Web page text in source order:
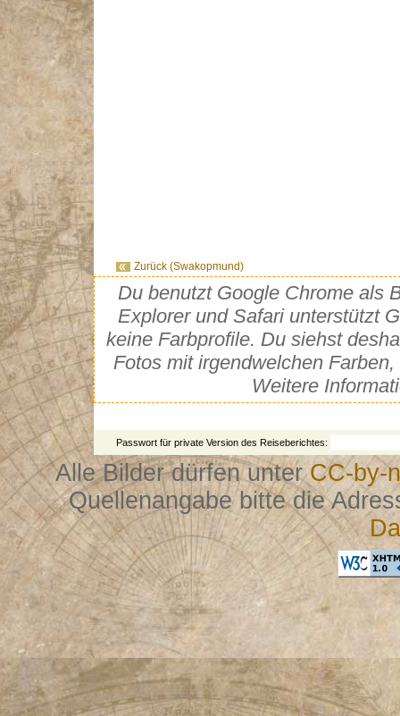
Zurück (Swakopmund)
Du benutzt Google Chrome als
Explorer und Safari unterstützt
keine Farbprofile. Du siehst
Fotos mit irgendwelchen
Weitere
Passwort für private Version des Reiseberichtes:
Alle Bilder dürfen unterCC-by-
Quellenangabe bitte die